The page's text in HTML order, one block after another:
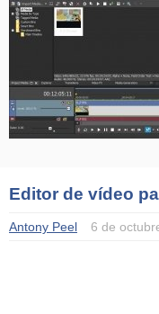
Editor de vídeo
Antony Peel 6 de